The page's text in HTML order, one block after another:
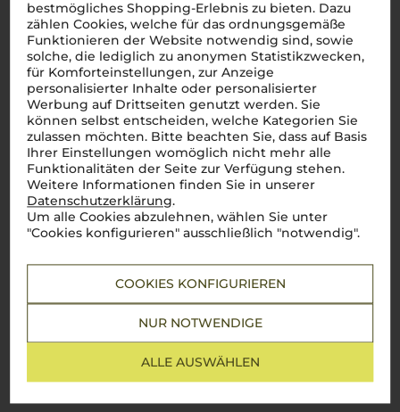
bestmögliches Shopping-Erlebnis zu bieten. Dazu
zählen Cookies, welche für das ordnungsgemäße
Funktionieren der Website notwendig sind, sowie
solche, die lediglich zu anonymen Statistikzwecken,
für Komforteinstellungen, zur Anzeige
personalisierter Inhalte oder personalisierter
Werbung auf Drittseiten genutzt werden. Sie
können selbst entscheiden, welche Kategorien Sie
zulassen möchten. Bitte beachten Sie, dass auf Basis
Ihrer Einstellungen womöglich nicht mehr alle
Funktionalitäten der Seite zur Verfügung stehen.
Weitere Informationen finden Sie in unserer
Datenschutzerklärung.
Um alle Cookies abzulehnen, wählen Sie unter
"Cookies konfigurieren" ausschließlich "notwendig".
COOKIES KONFIGURIEREN
NUR NOTWENDIGE
ALLE AUSWÄHLEN
2021
Gianni Masciarelli Montepulciano d'Abruzzo
Masciarelli Tenute Agricole
Abruzzen
Montepulciano
pro Flasche (0.75l), € 18,53
inkl. MwSt. zzgl.Versand